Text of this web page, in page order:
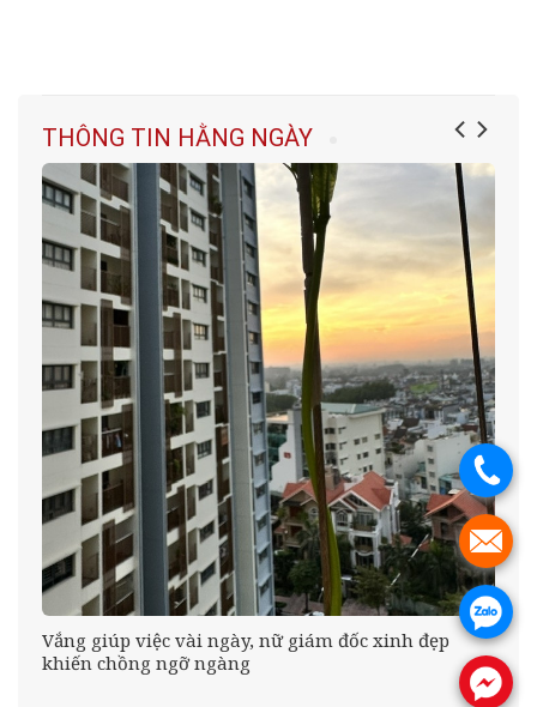
THÔNG TIN HẰNG NGÀY
Vắng giúp việc vài ngày, nữ giám đốc xinh đẹp
khiến chồng ngỡ ngàng
.
.
.
.